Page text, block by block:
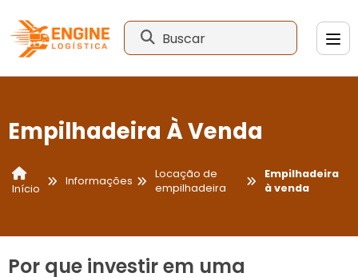
Buscar
Empilhadeira À Venda
Início
Informações
Locação de
empilhadeira
Empilhadeira
à venda
Por que investir em uma